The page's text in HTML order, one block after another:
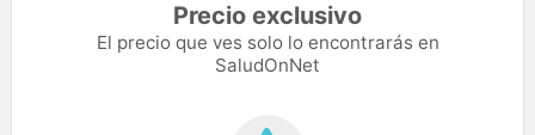
Precio exclusivo
El precio que ves solo lo encontrarás en
SaludOnNet